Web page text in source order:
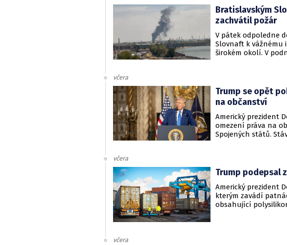
Bratislavským
zachvátil požár
V pátek odpoledne
Slovnaft k vážnému
širokém okolí. V
včera
Trump se opět
na občanství
Americký prezident
omezení práva na
Spojených států.
včera
Trump podepsal
Americký prezident
kterým zavádí
obsahující
včera